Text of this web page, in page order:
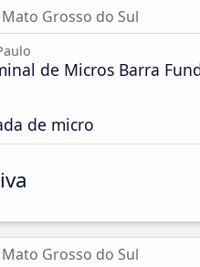
Grosso do Sul
de Micros Barra
de micro
Grosso do Sul